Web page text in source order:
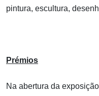
pintura, escultura,
Prémios
Na abertura da